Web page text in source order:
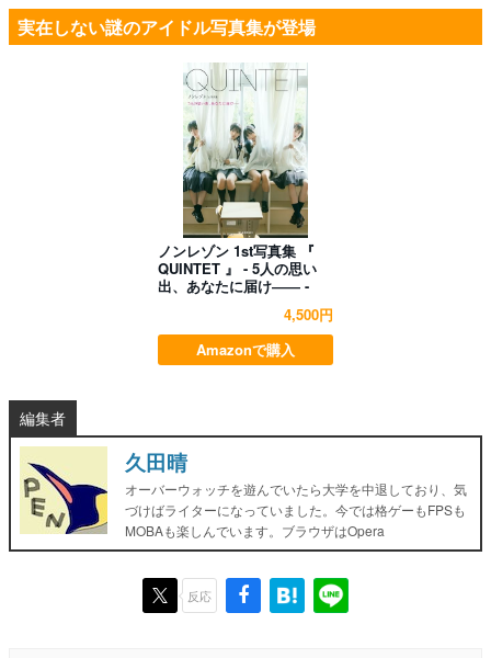
実在しない謎のアイドル写真集が登場
ノンレゾン 1st写真集 『
QUINTET 』 - 5人の思い
出、あなたに届け―― -
4,500円
Amazonで購入
編集者
久田晴
オーバーウォッチを遊んでいたら大学を中退しており、気
づけばライターになっていました。今では格ゲーもFPSも
MOBAも楽しんでいます。ブラウザはOpera
反応